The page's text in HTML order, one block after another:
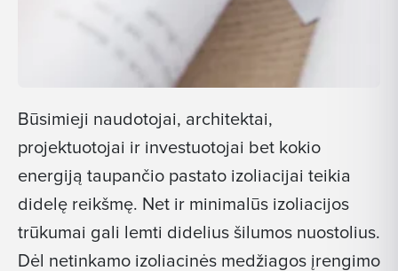
Būsimieji naudotojai, architektai,
projektuotojai ir investuotojai bet kokio
energiją taupančio pastato izoliacijai teikia
didelę reikšmę. Net ir minimalūs izoliacijos
trūkumai gali lemti didelius šilumos nuostolius.
Dėl netinkamo izoliacinės medžiagos įrengimo